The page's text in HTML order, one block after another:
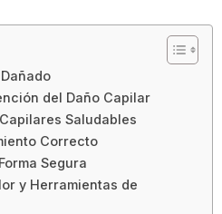
del Daño Capilar
Saludables
Correcto
Segura
y Herramientas de